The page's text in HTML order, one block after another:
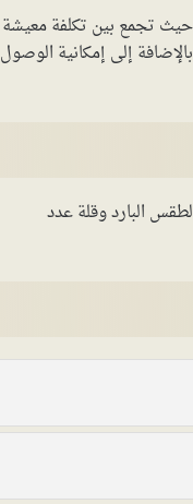
حيث تجمع بين تكلفة معيشة
إلى إمكانية الوصول
البارد وقلة عدد